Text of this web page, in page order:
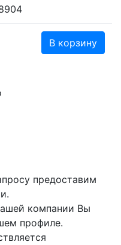
В корзину
предоставим
компании Вы
профиле.